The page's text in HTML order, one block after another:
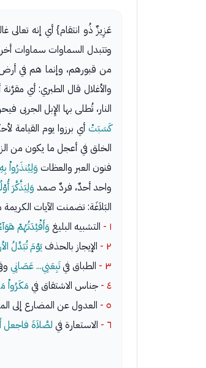
عَزِيزٌ ذُو انتقام} أي إنه
وتتبدل السماوات سماوات
من قبورهم، وإنما هم في أرض
والأغلال قال الطبري: أي
النار، تُطلى بها الإِبل
كَسَبَتْ أي برزوا يوم القيامة
الخلق في أعجل ما يكون من
فنون العبر والعظات وَلِيُنذَرُواْ بِهِ
واحد أحدٌ، فردٌ صمد وَلِيَذَّكَّرَ
البَلاَغَة: تضمنت الآيات
١ -
التشبيه البليغ وَأَفْئِدَتُهُمْ
٢ -
الإيجاز بالحذفيَوْمَ تُبَدَّلُ
٣ -
الطباق فيتَبِعَنِي... عَصَانِي
٤ - جناس الاشتقاق في مَكَرُواْ
٥ -
العدول عن المضارع إلى
٦ -
الاستعارة في لصَّلاَةَ فاجعل